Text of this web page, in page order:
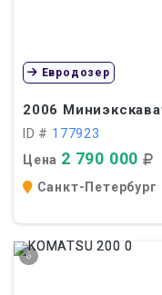
2006
ID # 177923
Цена 2 790 000
Евродозер
Санкт-Петербург
6